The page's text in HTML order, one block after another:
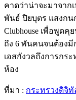
คาดว่าน่าจะมาจาก
พันธ์ ปิยบุตร แสงกน
Clubhouse เพื่อพูด
ถึง 6 พันคนจนต้องมี
เอสกังวลถึงการกร
ห้อง
ที่มา : กระทรวงดิจิทั